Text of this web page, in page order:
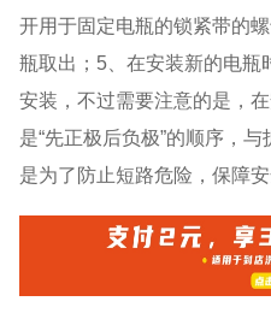
开用于固定电瓶的锁紧带的
瓶取出；5、在安装新的电瓶
安装，不过需要注意的是，
是“先正极后负极”的顺序，
是为了防止短路危险，保障安